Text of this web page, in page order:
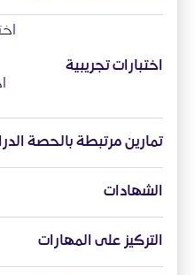
اختبارات تجريبية
تمارين مرتبطة بالحصة
الشهادات
التركيز على المهارات